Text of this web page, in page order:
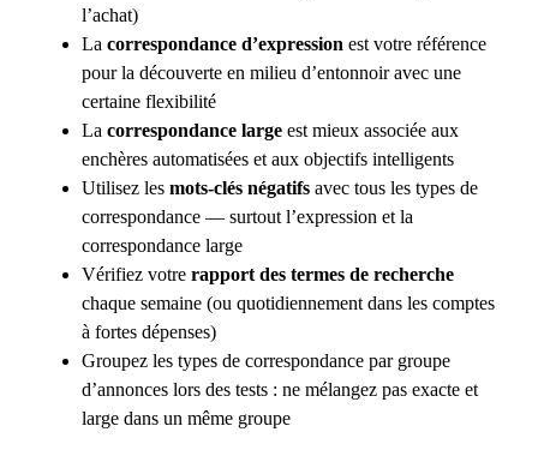
l’achat)
La correspondance d’expression est votre référence
pour la découverte en milieu d’entonnoir avec une
certaine flexibilité
La correspondance large est mieux associée aux
enchères automatisées et aux objectifs intelligents
Utilisez les mots-clés négatifs avec tous les types de
correspondance — surtout l’expression et la
correspondance large
Vérifiez votre rapport des termes de recherche
chaque semaine (ou quotidiennement dans les comptes
à fortes dépenses)
Groupez les types de correspondance par groupe
d’annonces lors des tests : ne mélangez pas exacte et
large dans un même groupe